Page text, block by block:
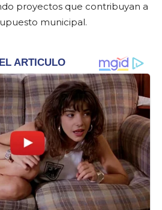
proyectos que contribuyan a
municipal.